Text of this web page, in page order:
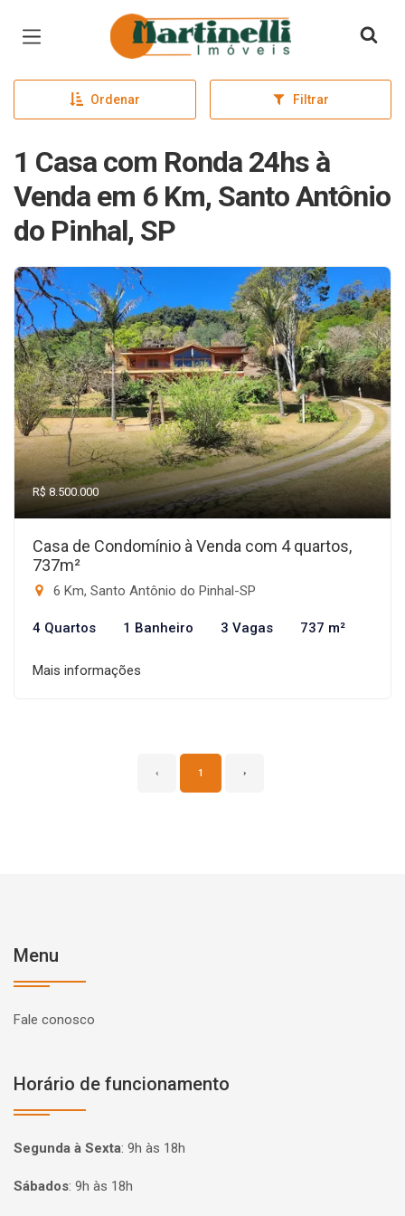
Página inicial
Ordenar Filtrar
1 Casa com Ronda 24hs à
Venda em 6 Km, Santo Antônio
do Pinhal, SP
R$ 8.500.000
Casa de Condomínio à Venda com 4 quartos,
737m²
6 Km, Santo Antônio do Pinhal-SP
4 Quartos 1 Banheiro 3 Vagas 737 m²
Mais informações
‹ 1 ›
Menu
Fale conosco
Horário de funcionamento
Segunda à Sexta: 9h às 18h
Sábados: 9h às 18h